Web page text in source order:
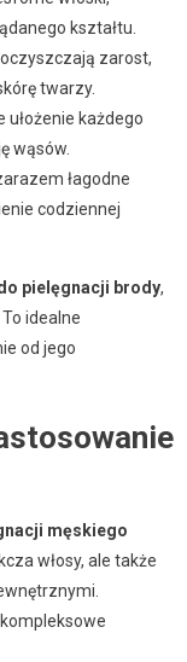
kształtu.
zarost,
twarzy.
każdego
wąsów.
łagodne
codziennej
pielęgnacji brody,
idealne
od jego
męskiego
włosy, ale także